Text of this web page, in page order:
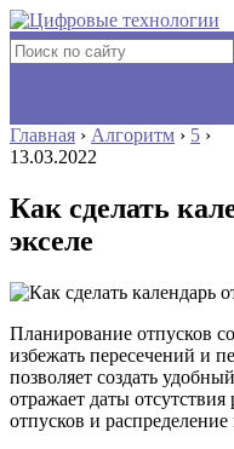
Главная › Алгоритм › 5 ›
13.03.2022
Как сделать
экселе
Планирование отпусков
избежать пересечений и
позволяет создать
отражает даты
отпусков и